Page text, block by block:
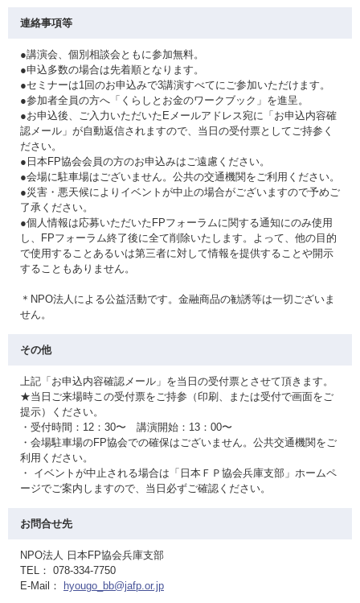
連絡事項等
●講演会、個別相談会ともに参加無料。
●申込多数の場合は先着順となります。
●セミナーは1回のお申込みで3講演すべてにご参加いただけます。
●参加者全員の方へ「くらしとお金のワークブック」を進呈。
●お申込後、ご入力いただいたEメールアドレス宛に「お申込内容確
認メール」が自動返信されますので、当日の受付票としてご持参く
ださい。
●日本FP協会会員の方のお申込みはご遠慮ください。
●会場に駐車場はございません。公共の交通機関をご利用ください。
●災害・悪天候によりイベントが中止の場合がございますので予めご
了承ください。
●個人情報は応募いただいたFPフォーラムに関する通知にのみ使用
し、FPフォーラム終了後に全て削除いたします。よって、他の目的
で使用することあるいは第三者に対して情報を提供することや開示
することもありません。
＊NPO法人による公益活動です。金融商品の勧誘等は一切ございま
せん。
その他
上記「お申込内容確認メール」を当日の受付票とさせて頂きます。
★当日ご来場時この受付票をご持参（印刷、または受付で画面をご
提示）ください。
・受付時間：12：30〜 講演開始：13：00〜
・会場駐車場のFP協会での確保はございません。公共交通機関をご
利用ください。
・ イベントが中止される場合は「日本ＦＰ協会兵庫支部」ホームペ
ージでご案内しますので、当日必ずご確認ください。
お問合せ先
NPO法人 日本FP協会兵庫支部
TEL： 078-334-7750
E-Mail：
hyougo_bb@jafp.or.jp